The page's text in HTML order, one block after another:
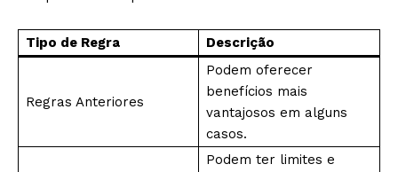
Tipo de Regra Descrição
Regras Anteriores
Podem oferecer
benefícios mais
vantajosos em alguns
casos.
Podem ter limites e